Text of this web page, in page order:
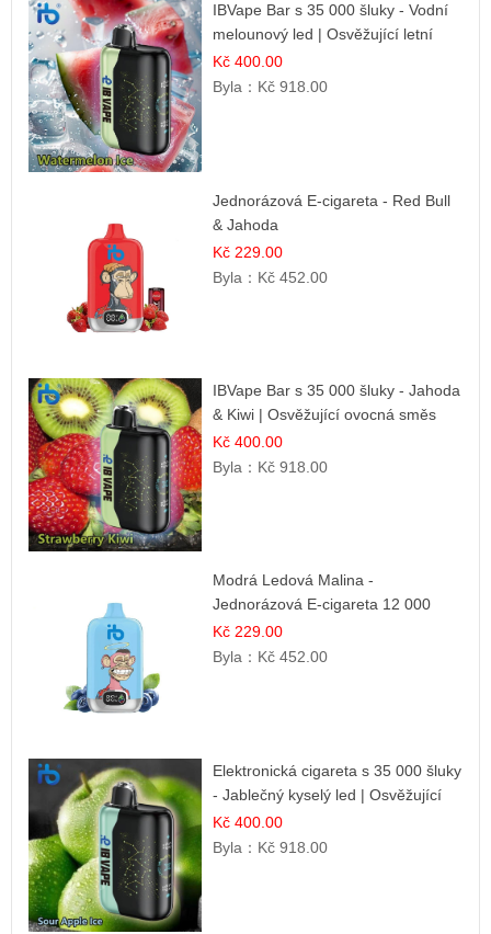
IBVape Bar s 35 000 šluky - Vodní
melounový led | Osvěžující letní
příchuť
Kč 400.00
Byla： Kč 918.00
Jednorázová E-cigareta - Red Bull
& Jahoda
Kč 229.00
Byla： Kč 452.00
IBVape Bar s 35 000 šluky - Jahoda
& Kiwi | Osvěžující ovocná směs
Kč 400.00
Byla： Kč 918.00
Modrá Ledová Malina -
Jednorázová E-cigareta 12 000
šluků | Osvěžující Bobulová Příchuť
Kč 229.00
Byla： Kč 452.00
Elektronická cigareta s 35 000 šluky
- Jablečný kyselý led | Osvěžující
kyselá jablka
Kč 400.00
Byla： Kč 918.00